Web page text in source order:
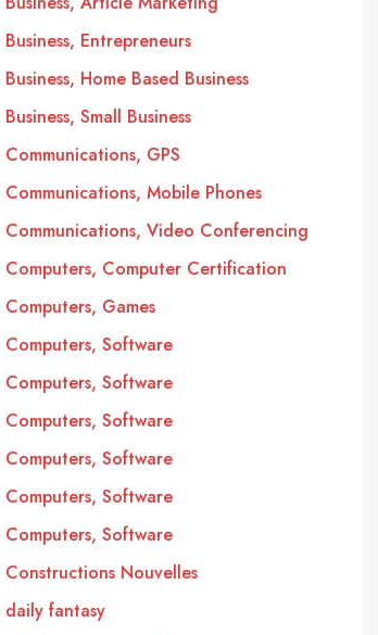
Business, Entrepreneurs
Business, Home Based Business
Business, Small Business
Communications, GPS
Communications, Mobile Phones
Communications, Video Conferencing
Computers, Computer Certification
Computers, Games
Computers, Software
Computers, Software
Computers, Software
Computers, Software
Computers, Software
Computers, Software
Constructions Nouvelles
daily fantasy